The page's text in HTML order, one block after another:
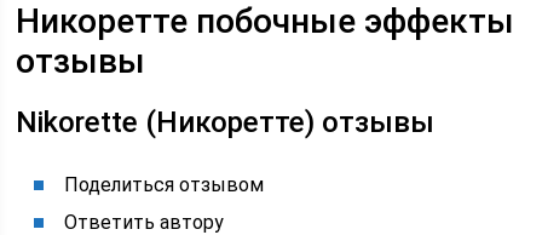
Никоретте побочные эффекты
отзывы
Nikorette (Никоретте) отзывы
Поделиться отзывом
Ответить автору